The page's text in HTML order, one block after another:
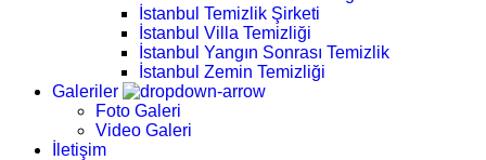
İstanbul Temizlik Şirketi
İstanbul Villa Temizliği
İstanbul Yangın Sonrası Temizlik
İstanbul Zemin Temizliği
Galeriler
Foto Galeri
Video Galeri
İletişim